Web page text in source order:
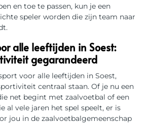
en toe te passen, kun je een
speler worden die zijn team naar
alle leeftijden in Soest:
gegarandeerd
voor alle leeftijden in Soest,
centraal staan. Of je nu een
net begint met zaalvoetbal of een
al vele jaren het spel speelt, er is
jou in de zaalvoetbalgemeenschap